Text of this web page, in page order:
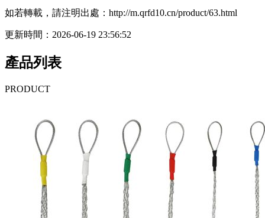
如若轉載，請注明出處：http://m.qrfd10.cn/product/63.html
更新時間：2026-06-19 23:56:52
產品列表
PRODUCT